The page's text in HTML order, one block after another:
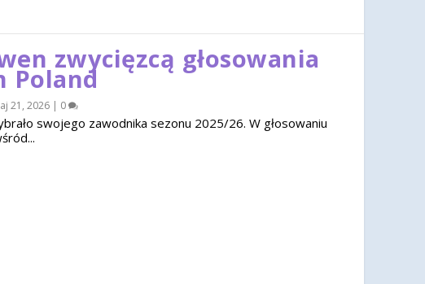
zwycięzcą głosowania
Poland
21, 2026 | 0
swojego zawodnika sezonu 2025/26. W głosowaniu